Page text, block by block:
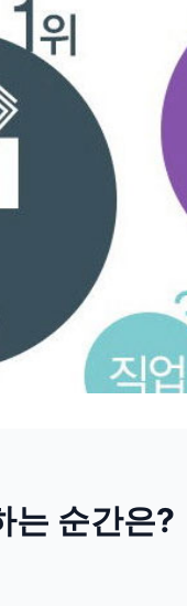
는 순간은?